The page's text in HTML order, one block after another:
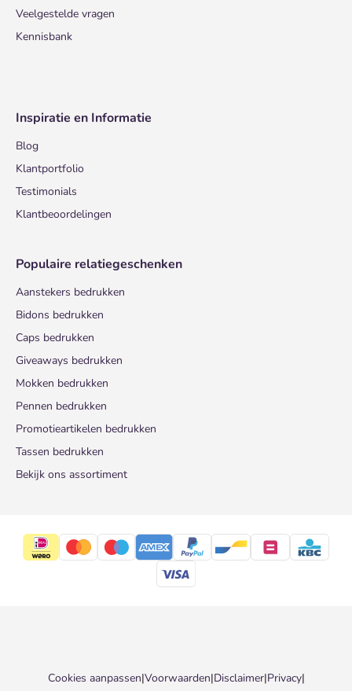
Veelgestelde vragen
Kennisbank
Inspiratie en Informatie
Blog
Klantportfolio
Testimonials
Klantbeoordelingen
Populaire relatiegeschenken
Aanstekers bedrukken
Bidons bedrukken
Caps bedrukken
Giveaways bedrukken
Mokken bedrukken
Pennen bedrukken
Promotieartikelen bedrukken
Tassen bedrukken
Bekijk ons assortiment
Cookies aanpassen|Voorwaarden|Disclaimer|Privacy|